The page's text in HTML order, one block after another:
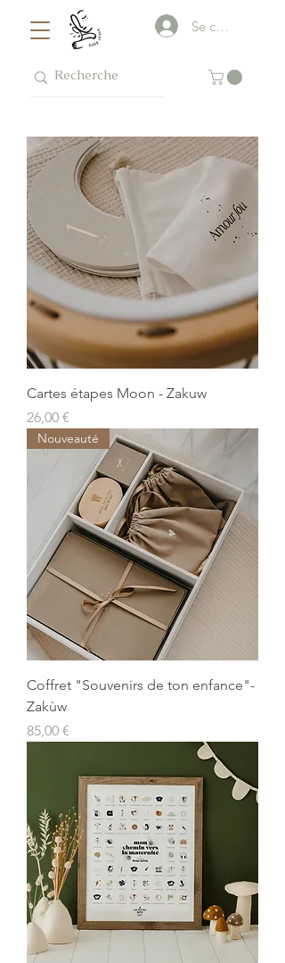
Se connecter
Cartes étapes Moon - Zakuw
Prix
26,00 €
Nouveauté
Coffret "Souvenirs de ton enfance"-
Zakùw
Prix
85,00 €